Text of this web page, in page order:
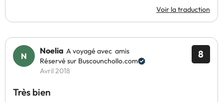
Voir la traduction
8
Noelia A voyagé avec amis
Réservé sur Buscounchollo.com
Avril 2018
Très bien